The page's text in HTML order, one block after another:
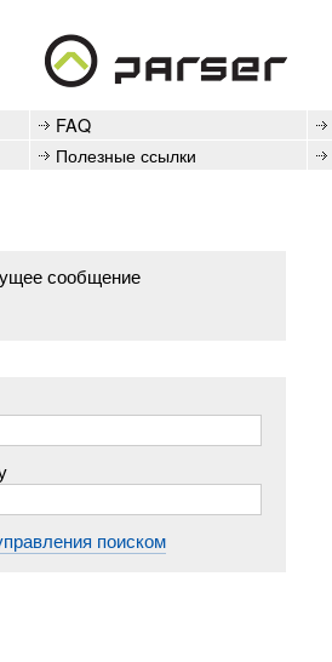
FAQ
Полезные ссылки
сообщение
поиском